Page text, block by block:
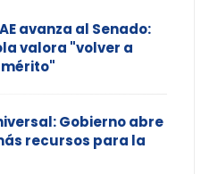
avanza al Senado:
valora "volver a
Gobierno abre
recursos para la